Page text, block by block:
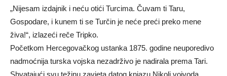
„Nijesam izdajnik i neću otići Turcima. Čuvam ti Taru,
Gospodare, i kunem ti se Turčin je neće preći preko mene
živa!“, izlazeći reče Tripko.
Početkom Hercegovačkog ustanka 1875. godine neuporedivo
nadmoćnija turska vojska nezadrživo je nadirala prema Tari.
Shvatajući svu težinu zavjeta datog knjazu Nikoli vojvoda